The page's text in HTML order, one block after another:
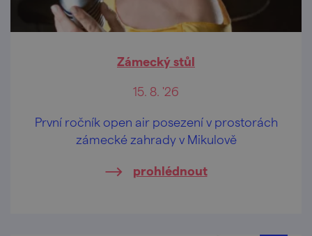
Zámecký stůl
15. 8. '26
První ročník open air posezení v prostorách
zámecké zahrady v Mikulově
prohlédnout